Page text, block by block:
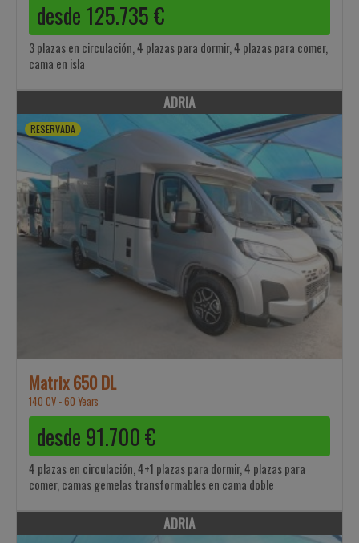
desde 125.735€
3 plazas en circulación, 4 plazas para dormir, 4 plazas para comer,
cama en isla
ADRIA
RESERVADA
Matrix 650 DL
140 CV - 60 Years
desde 91.700€
4 plazas en circulación, 4+1 plazas para dormir, 4 plazas para
comer, camas gemelas transformables en cama doble
ADRIA